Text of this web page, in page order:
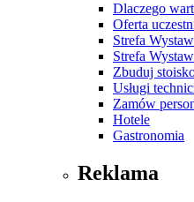
Dlaczego
Oferta
Strefa
Strefa
Zbuduj
Usługi
Zamów
Hotele
Gastronomia
Reklama